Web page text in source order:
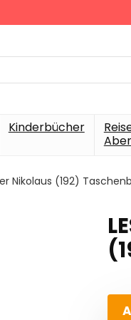
Kinderbücher
Nikolaus (192)